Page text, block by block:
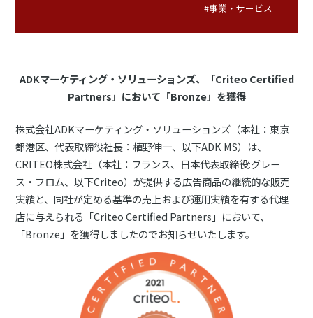
#事業・サービス
ADKマーケティング・ソリューションズ、「Criteo Certified
Partners」において「Bronze」を獲得
株式会社ADKマーケティング・ソリューションズ（本社：東京
都港区、代表取締役社長：植野伸一、以下ADK MS）は、
CRITEO株式会社（本社：フランス、日本代表取締役:グレー
ス・フロム、以下Criteo）が提供する広告商品の継続的な販売
実績と、同社が定める基準の売上および運用実績を有する代理
店に与えられる「Criteo Certified Partners」において、
「Bronze」を獲得しましたのでお知らせいたします。